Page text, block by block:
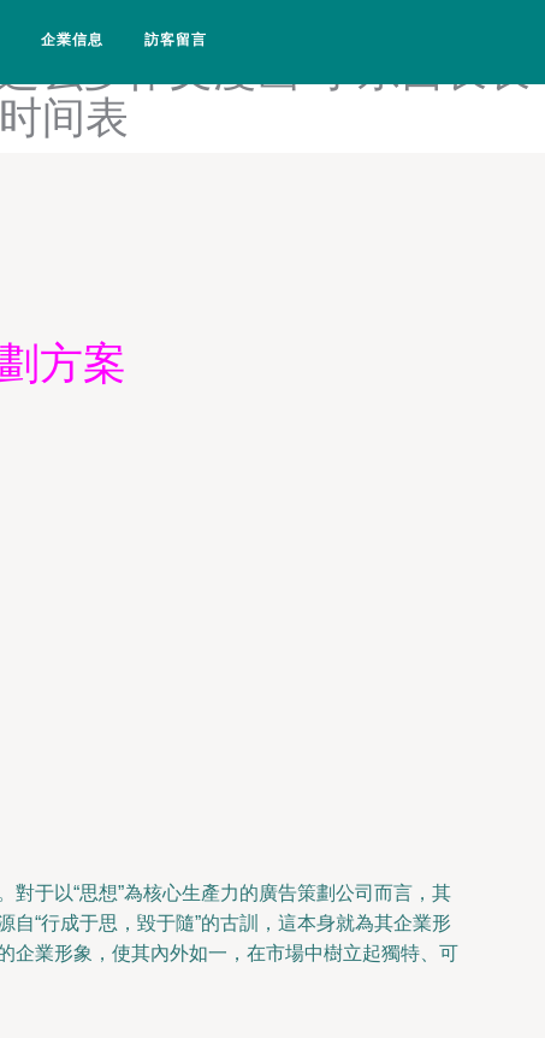
剧-小电影免费观看-小电影
间表
企業信息 訪客留言
方案
于以“思想”為核心生產力的廣告策劃公司而言，其
“行成于思，毀于隨”的古訓，這本身就為其企業形
業形象，使其內外如一，在市場中樹立起獨特、可